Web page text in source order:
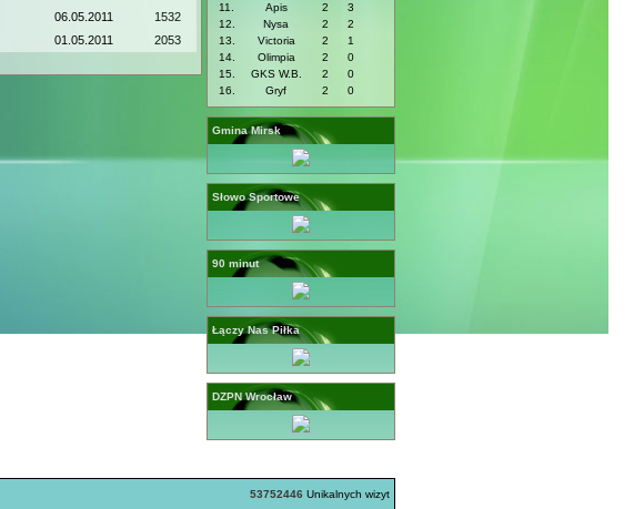
06.05.2011
1532
01.05.2011 2053
11.
Apis 2
3
12.
Nysa 2
2
13.
Victoria 2
1
14.
Olimpia 2
0
15.
GKS W.B. 2
0
16.
Gryf 2 0
Gmina Mirsk
Słowo Sportowe
90 minut
Łączy Nas Piłka
DZPN Wrocław
53752446 Unikalnych wizyt